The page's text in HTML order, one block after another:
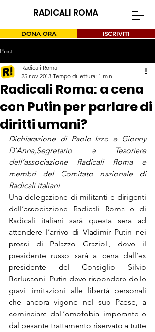
RADICALI ROMA
DONA ORA ISCRIVITI
Post
Radicali Roma: a cena
con Putin per parlare di
diritti umani?
Radicali Roma
25 nov 2013 Tempo di lettura: 1 min
Dichiarazione di Paolo Izzo e Gionny
D’Anna,Segretario e Tesoriere
dell’associazione Radicali Roma e
membri del Comitato nazionale di
Radicali italiani
Una delegazione di militanti e dirigenti
dell’associazione Radicali Roma e di
Radicali italiani sarà questa sera ad
attendere l’arrivo di Vladimir Putin nei
pressi di Palazzo Grazioli, dove il
presidente russo sarà a cena dall’ex
presidente del Consiglio Silvio
Berlusconi. Putin deve rispondere delle
gravi limitazioni alle libertà personali
che ancora vigono nel suo Paese, a
cominciare dall’omofobia imperante e
dal pesante trattamento riservato a tutte